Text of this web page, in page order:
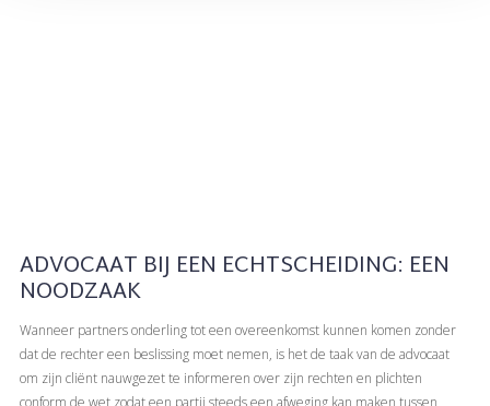
ADVOCAAT BIJ EEN ECHTSCHEIDING: EEN
NOODZAAK
Wanneer partners onderling tot een overeenkomst kunnen komen zonder
dat de rechter een beslissing moet nemen, is het de taak van de advocaat
om zijn cliënt nauwgezet te informeren over zijn rechten en plichten
conform de wet zodat een partij steeds een afweging kan maken tussen